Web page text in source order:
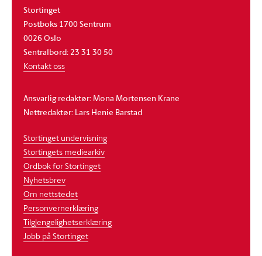
Stortinget
Postboks 1700 Sentrum
0026 Oslo
Sentralbord: 23 31 30 50
Kontakt oss
Ansvarlig redaktør: Mona Mortensen Krane
Nettredaktør: Lars Henie Barstad
Stortinget undervisning
Stortingets mediearkiv
Ordbok for Stortinget
Nyhetsbrev
Om nettstedet
Personvernerklæring
Tilgjengelighetserklæring
Jobb på Stortinget